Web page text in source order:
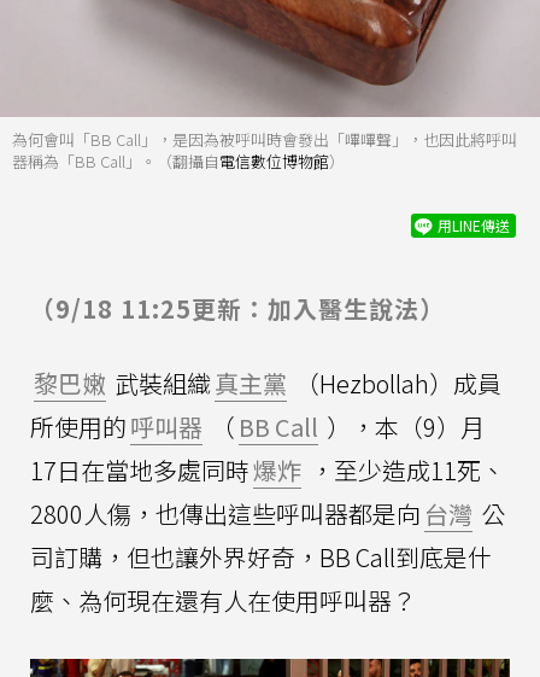
為何會叫「BB Call」，是因為被呼叫時會發出「嗶嗶聲」，也因此將呼叫
器稱為「BB Call」。（翻攝自電信數位博物館）
用LINE傳送
（9/18 11:25更新：加入醫生說法）
黎巴嫩 武裝組織真主黨
（Hezbollah）成員
所使用的呼叫器 （ BB Call ），本（9）月
17日在當地多處同時爆炸 ，至少造成11死、
2800人傷，也傳出這些呼叫器都是向 台灣 公
司訂購，但也讓外界好奇，BB Call到底是什
麼、為何現在還有人在使用呼叫器？